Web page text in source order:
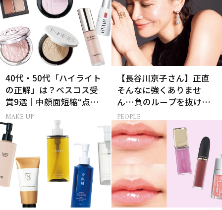
40代・50代「ハイライト
の正解」は？ベスコス受
賞9選｜中顔面短縮“点置
き”メイク法も
MAKE UP
【長谷川京子さん】正直
そんなに強くありませ
ん…負のループを抜ける
15分の習慣とは?
PEOPLE